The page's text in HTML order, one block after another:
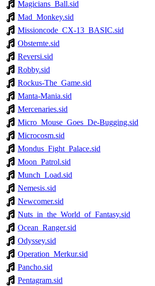
Magicians_Ball.sid
Mad_Monkey.sid
Missioncode_CX-13_BASIC.sid
Obsternte.sid
Reversi.sid
Robby.sid
Rockus-The_Game.sid
Manta-Mania.sid
Mercenaries.sid
Micro_Mouse_Goes_De-Bugging.sid
Microcosm.sid
Mondus_Fight_Palace.sid
Moon_Patrol.sid
Munch_Load.sid
Nemesis.sid
Newcomer.sid
Nuts_in_the_World_of_Fantasy.sid
Ocean_Ranger.sid
Odyssey.sid
Operation_Merkur.sid
Pancho.sid
Pentagram.sid